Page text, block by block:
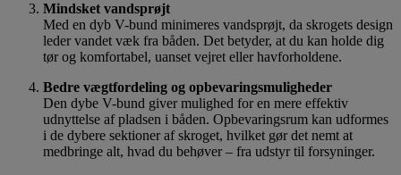
Mindsket vandsprøjt
Med en dyb V-bund minimeres vandsprøjt, da skrogets design
leder vandet væk fra båden. Det betyder, at du kan holde dig
tør og komfortabel, uanset vejret eller havforholdene.
Bedre vægtfordeling og opbevaringsmuligheder
Den dybe V-bund giver mulighed for en mere effektiv
udnyttelse af pladsen i båden. Opbevaringsrum kan udformes
i de dybere sektioner af skroget, hvilket gør det nemt at
medbringe alt, hvad du behøver – fra udstyr til forsyninger.